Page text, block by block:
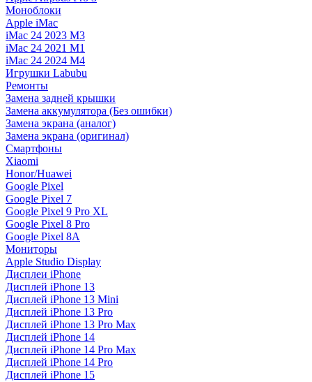
Моноблоки
Apple iMac
iMac 24 2023 M3
iMac 24 2021 M1
iMac 24 2024 M4
Игрушки Labubu
Ремонты
Замена задней крышки
Замена аккумулятора (Без ошибки)
Замена экрана (аналог)
Замена экрана (оригинал)
Смартфоны
Xiaomi
Honor/Huawei
Google Pixel
Google Pixel 7
Google Pixel 9 Pro XL
Google Pixel 8 Pro
Google Pixel 8A
Мониторы
Apple Studio Display
Дисплеи iPhone
Дисплей iPhone 13
Дисплей iPhone 13 Mini
Дисплей iPhone 13 Pro
Дисплей iPhone 13 Pro Max
Дисплей iPhone 14
Дисплей iPhone 14 Pro Max
Дисплей iPhone 14 Pro
Дисплей iPhone 15